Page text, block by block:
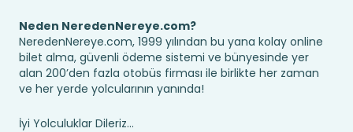
Neden NeredenNereye.com?
NeredenNereye.com, 1999 yılından bu yana kolay online
bilet alma, güvenli ödeme sistemi ve bünyesinde yer
alan 200’den fazla otobüs firması ile birlikte her zaman
ve her yerde yolcularının yanında!
İyi Yolculuklar Dileriz...